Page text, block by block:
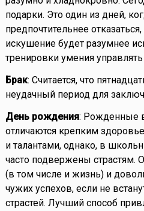
подарки. Это один из дней,
предпочтительнее
искушение будет разумнее
тренировки умения
Брак: Считается, что
неудачный период для
День рождения: Рожденные
отличаются крепким
и талантами, однако, в
часто подвержены страстям.
(в том числе и жизнь) и
чужих успехов, если не
страстей. Лучший способ